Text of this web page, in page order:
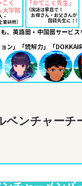
ベンチャーチ